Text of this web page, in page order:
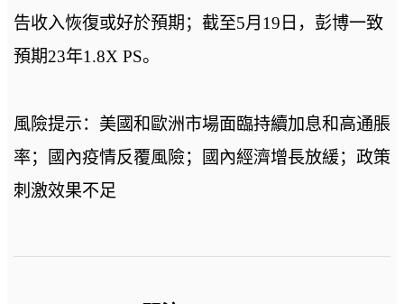
告收入恢復或好於預期；截至5月19日，彭博一致
預期23年1.8X PS。
風險提示：美國和歐洲市場面臨持續加息和高通脹
率；國內疫情反覆風險；國內經濟增長放緩；政策
刺激效果不足